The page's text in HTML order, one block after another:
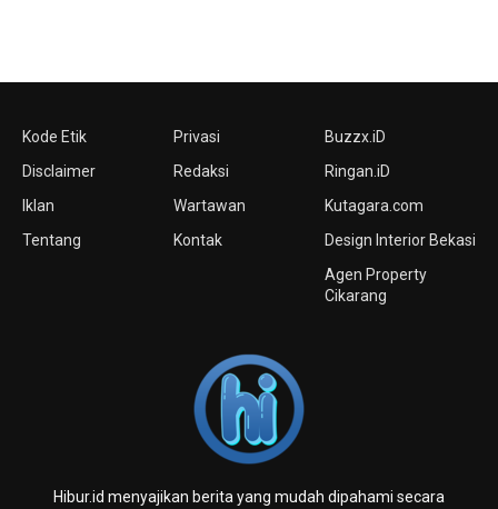
Kode Etik
Disclaimer
Iklan
Tentang
Privasi
Redaksi
Wartawan
Kontak
Buzzx.iD
Ringan.iD
Kutagara.com
Design Interior Bekasi
Agen Property
Cikarang
Hibur.id menyajikan berita yang mudah dipahami secara